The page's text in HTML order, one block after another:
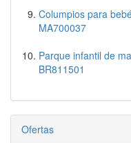
Columpios para
MA700037
Parque infantil de
BR811501
Ofertas